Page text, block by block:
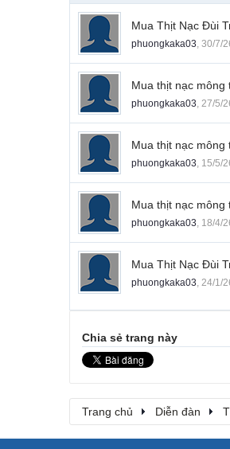
Mua Thịt Nạc Đùi
phuongkaka03, 30/7/
Mua thịt nạc
phuongkaka03, 27/5/
Mua thịt nạc mông
phuongkaka03, 15/5/
Mua thịt nạc
phuongkaka03, 18/4/
Mua Thịt Nạc Đùi
phuongkaka03, 24/1/
Chia sẻ trang này
Trang chủ Diễn đàn